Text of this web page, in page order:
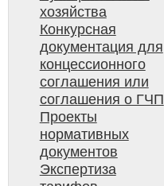
хозяйства
Конкурсная
документация для
концессионного
соглашения или
соглашения о ГЧП
Проекты
нормативных
документов
Экспертиза